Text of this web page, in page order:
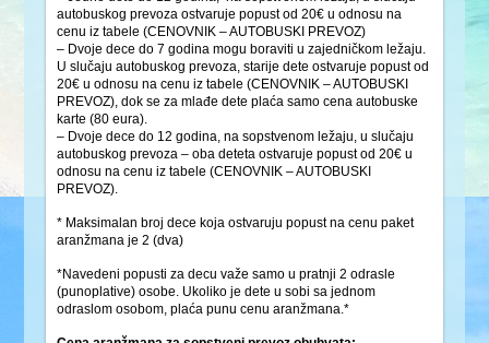
autobuskog prevoza ostvaruje popust od 20€ u odnosu na
cenu iz tabele (CENOVNIK – AUTOBUSKI PREVOZ)
– Dvoje dece do 7 godina mogu boraviti u zajedničkom ležaju.
U slučaju autobuskog prevoza, starije dete ostvaruje popust od
20€ u odnosu na cenu iz tabele (CENOVNIK – AUTOBUSKI
PREVOZ), dok se za mlađe dete plaća samo cena autobuske
karte (80 eura).
– Dvoje dece do 12 godina, na sopstvenom ležaju, u slučaju
autobuskog prevoza – oba deteta ostvaruje popust od 20€ u
odnosu na cenu iz tabele (CENOVNIK – AUTOBUSKI
PREVOZ).
* Maksimalan broj dece koja ostvaruju popust na cenu paket
aranžmana je 2 (dva)
*Navedeni popusti za decu važe samo u pratnji 2 odrasle
(punoplative) osobe. Ukoliko je dete u sobi sa jednom
odraslom osobom, plaća punu cenu aranžmana.*